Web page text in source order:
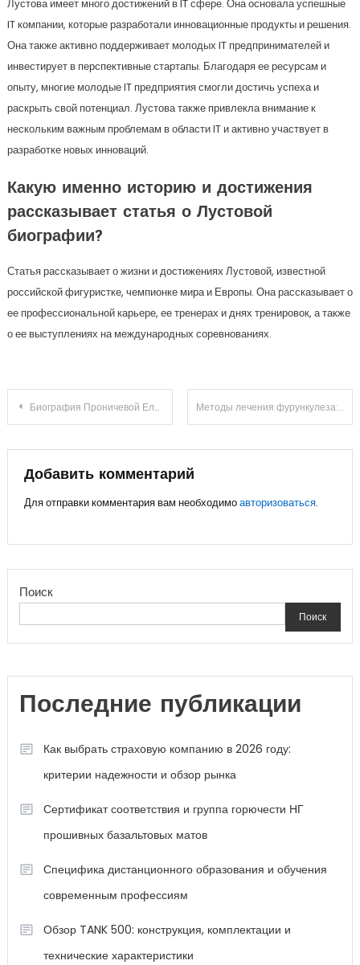
Лустова имеет много достижений в IT сфере. Она основала успешные
IT компании, которые разработали инновационные продукты и решения.
Она также активно поддерживает молодых IT предпринимателей и
инвестирует в перспективные стартапы. Благодаря ее ресурсам и
опыту, многие молодые IT предприятия смогли достичь успеха и
раскрыть свой потенциал. Лустова также привлекла внимание к
нескольким важным проблемам в области IT и активно участвует в
разработке новых инноваций.
Какую именно историю и достижения
рассказывает статья о Лустовой
биографии?
Статья рассказывает о жизни и достижениях Лустовой, известной
российской фигуристке, чемпионке мира и Европы. Она рассказывает о
ее профессиональной карьере, ее тренерах и днях тренировок, а также
о ее выступлениях на международных соревнованиях.
Навигация
по
записям
Биография Проничевой Елены Владимировны — её муж, дети и невероятные достижения! Методы лечения фурункулеза: обзор популярных средств
Добавить комментарий
Для отправки комментария вам необходимоавторизоваться.
Поиск
Поиск
Последние публикации
Как выбрать страховую компанию в 2026 году:
критерии надежности и обзор рынка
Сертификат соответствия и группа горючести НГ
прошивных базальтовых матов
Специфика дистанционного образования и обучения
современным профессиям
Обзор TANK 500: конструкция, комплектации и
технические характеристики